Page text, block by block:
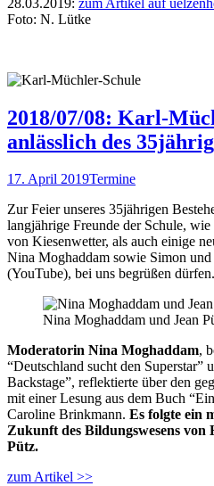
Foto: N. Lütke
2018/07/08: Karl-
anlässlich des
17. April 2019Termine
Zur Feier unseres 35jährigen
langjährige Freunde der Schule, wie
von Kiesenwetter, als auch einige
Nina Moghaddam sowie Simon
(YouTube), bei uns begrüßen dürfen.
Nina Moghaddam und Jean
Moderatorin Nina Moghaddam,
“Deutschland sucht den Superstar”
Backstage”, reflektierte über den
mit einer Lesung aus dem Buch
Caroline Brinkmann. Es folgte ein
Zukunft des Bildungswesens von
Pütz.
zum Artikel >>